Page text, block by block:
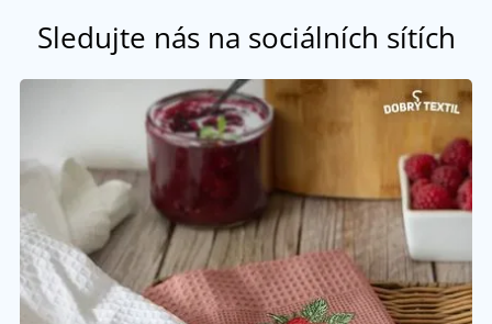
Sledujte nás na sociálních sítích